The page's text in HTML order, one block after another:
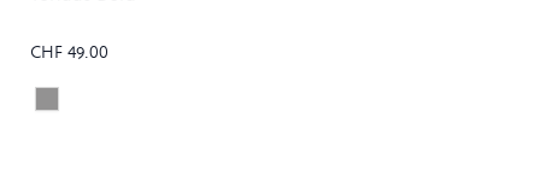
CHF 49.00
Colour
SPACE STEEL